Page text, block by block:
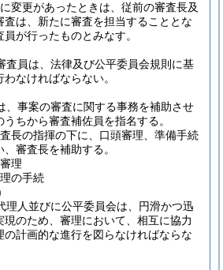
変更があったときは、従前の審査長及
査は、新たに審査を担当することとな
が行ったものとみなす。
査員は、法律及び公平委員会規則に基
なければならない。
、事案の審査に関する事務を補助させ
ちから審査補佐員を指名する。
長の指揮の下に、口頭審理、準備手続
審査長を補助する。
理
の手続
理人並びに公平委員会は、円滑かつ迅
のため、審理において、相互に協力
の計画的な進行を図らなければならな